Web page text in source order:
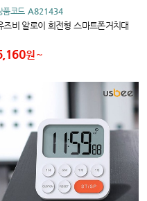
품코드 A821434
즈비 알로이 회전형 스마트폰거치대
원